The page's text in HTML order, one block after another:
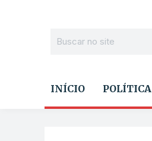
INÍCIO POLÍTICA